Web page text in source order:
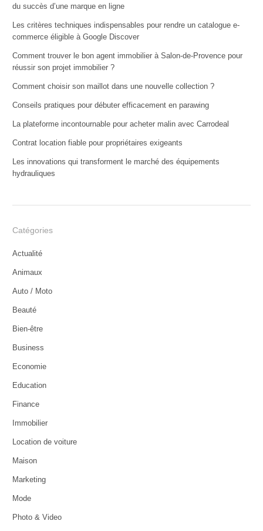
du succès d’une marque en ligne
Les critères techniques indispensables pour rendre un catalogue e-
commerce éligible à Google Discover
Comment trouver le bon agent immobilier à Salon-de-Provence pour
réussir son projet immobilier ?
Comment choisir son maillot dans une nouvelle collection ?
Conseils pratiques pour débuter efficacement en parawing
La plateforme incontournable pour acheter malin avec Carrodeal
Contrat location fiable pour propriétaires exigeants
Les innovations qui transforment le marché des équipements
hydrauliques
Catégories
Actualité
Animaux
Auto / Moto
Beauté
Bien-être
Business
Economie
Education
Finance
Immobilier
Location de voiture
Maison
Marketing
Mode
Photo & Video